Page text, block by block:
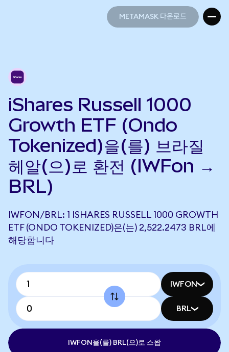
METAMASK 다운로드
iShares Russell 1000
Growth ETF (Ondo
Tokenized)을(를) 브라질
헤알(으)로 환전 (IWFon →
BRL)
IWFON/BRL: 1 ISHARES RUSSELL 1000 GROWTH
ETF (ONDO TOKENIZED)은(는) 2,522.2473 BRL에
해당합니다
IWFON
BRL
IWFON을(를) BRL(으)로 스왑